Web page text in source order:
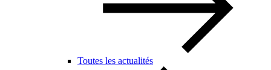
Toutes les actualités